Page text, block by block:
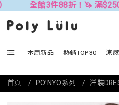
全館3件88折！🦄 滿$2500折
本周新品 熱銷TOP30 涼
首頁 PO’NYO系列 洋裝